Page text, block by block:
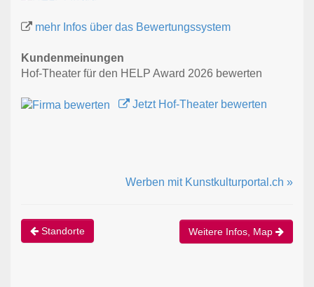
mehr Infos über das Bewertungssystem
Kundenmeinungen
Hof-Theater für den HELP Award 2026 bewerten
Jetzt Hof-Theater bewerten
Werben mit Kunstkulturportal.ch »
Standorte Weitere Infos, Map